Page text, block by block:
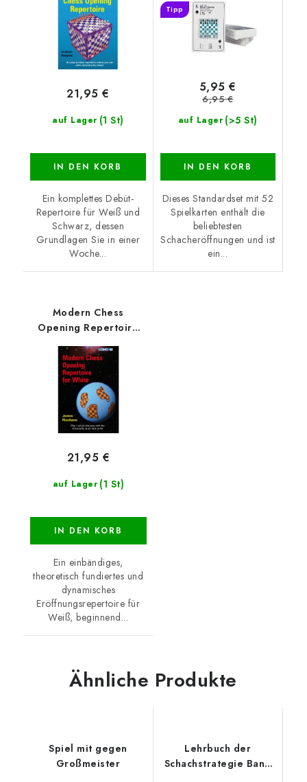
auf Lager (1 St)
21,95 €
IN DEN KORB
Ein komplettes Debüt-
Repertoire für Weiß und
Schwarz, dessen
Grundlagen Sie in einer
Woche...
Tipp
auf Lager (>5 St)
5,95 €
6,95 €
IN DEN KORB
Dieses Standardset mit 52
Spielkarten enthält die
beliebtesten
Schacheröffnungen und ist
ein...
Modern Chess
Opening Repertoire
auf Lager (1 St)
21,95 €
IN DEN KORB
Ein einbändiges,
theoretisch fundiertes und
dynamisches
Eröffnungsrepertoire für
Weiß, beginnend...
Ähnliche Produkte
Spiel mit gegen
Großmeister
Lehrbuch der
Schachstrategie Band
2